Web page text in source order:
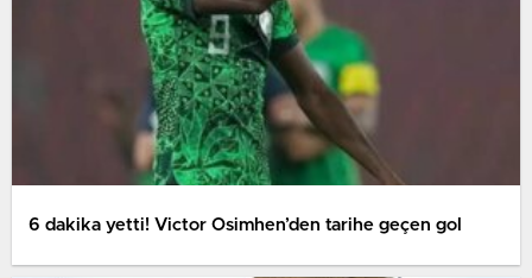
6 dakika yetti! Victor Osimhen’den tarihe geçen gol